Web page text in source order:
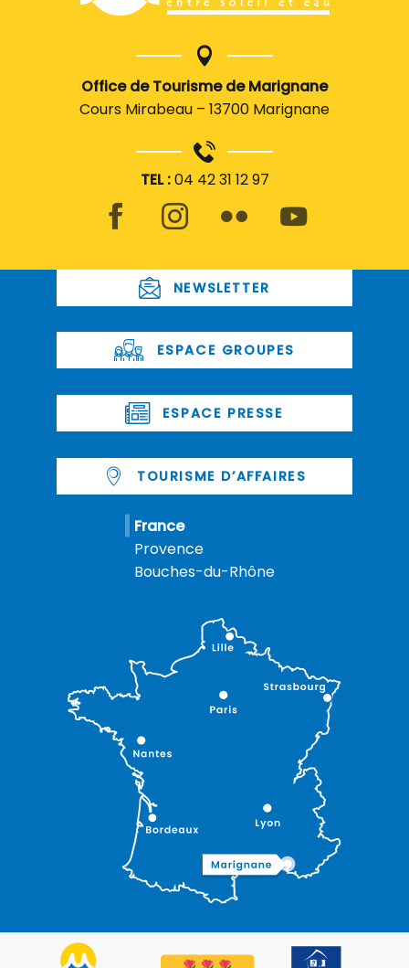
Office de Tourisme de Marignane
Cours Mirabeau – 13700 Marignane
TEL :04 42 31 12 97
NEWSLETTER
ESPACE GROUPES
ESPACE PRESSE
TOURISME D’AFFAIRES
France
Provence
Bouches-du-Rhône